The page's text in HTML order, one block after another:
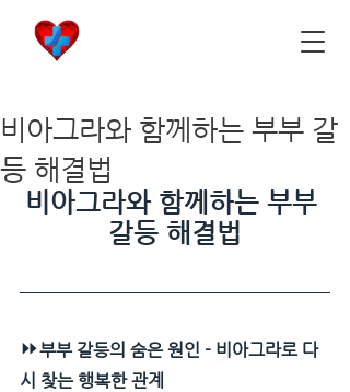
비아그라와 함께하는 부부 갈
등 해결법
비아그라와 함께하는 부부
갈등 해결법
⏩부부 갈등의 숨은 원인 - 비아그라로 다
시 찾는 행복한 관계